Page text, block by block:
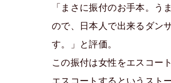
「まさに振付のお手本。
ので、日本人で出来るダン
す。」と評価。
この振付は女性をエスコー
エスコートするというスト